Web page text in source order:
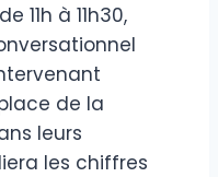
11h à 11h30,
de la
leurs
les chiffres